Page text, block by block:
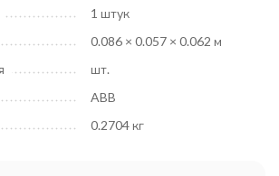
1 штук
0.086 × 0.057 × 0.062 м
шт.
ABB
0.2704 кг